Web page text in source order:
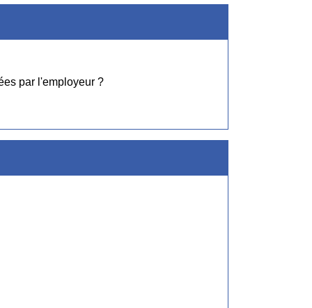
par l'employeur ?